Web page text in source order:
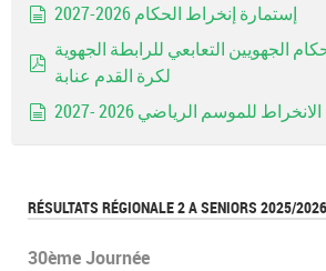
إستمارة إنخراط الحكام 2026-2027
pdf
الجهويين التعابعي للرابطة الجهوية
لكرة القدم عنابة
للموسم الرياضي 2026 -2027
RÉSULTATS RÉGIONALE 2 A SENIORS 2025/2026
30ème Journée